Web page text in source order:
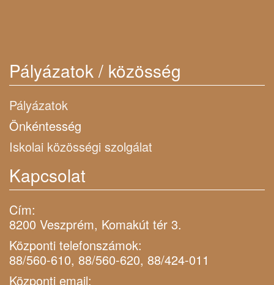
Pályázatok / közösség
Pályázatok
Önkéntesség
Iskolai közösségi szolgálat
Kapcsolat
Cím:
8200 Veszprém, Komakút tér 3.
Központi telefonszámok:
88/560-610, 88/560-620, 88/424-011
Központi email: